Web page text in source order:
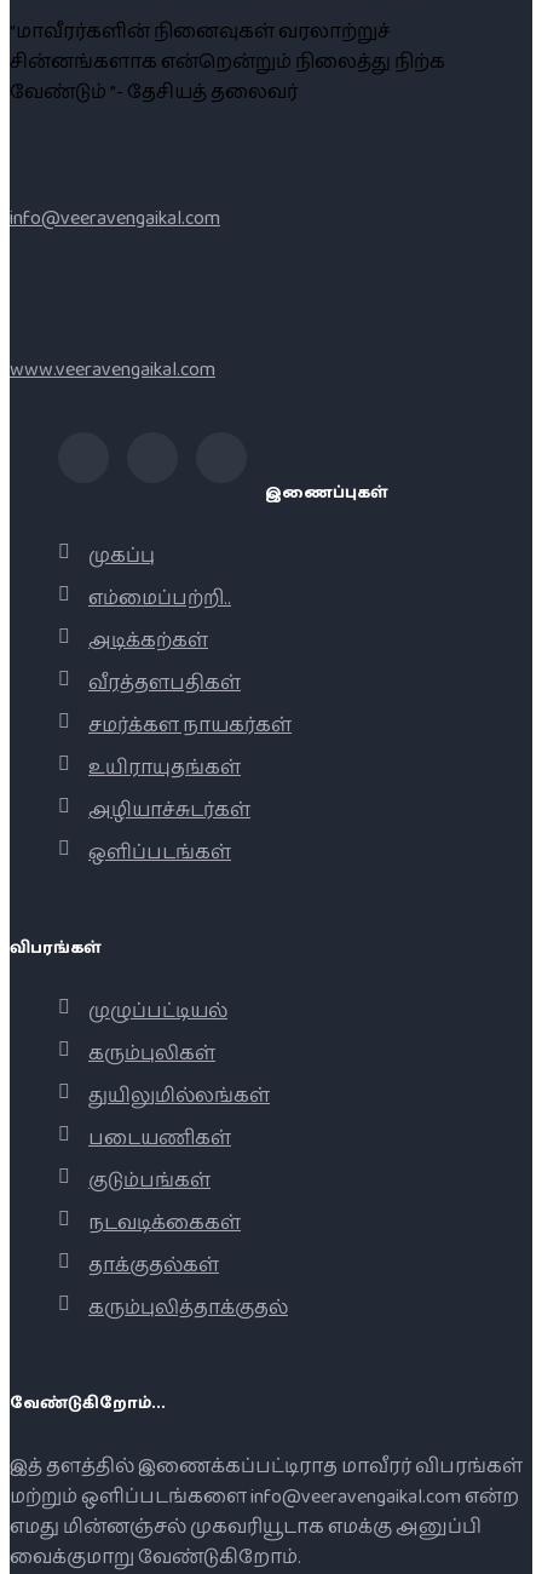
“மாவீரர்களின் நினைவுகள் வரலாற்றுச்
சின்னங்களாக என்றென்றும் நிலைத்து நிற்க
வேண்டும் ”- தேசியத் தலைவர்
info@veeravengaikal.com
www.veeravengaikal.com
இணைப்புகள்
முகப்பு
எம்மைப்பற்றி..
அடிக்கற்கள்
வீரத்தளபதிகள்
சமர்க்கள நாயகர்கள்
உயிராயுதங்கள்
அழியாச்சுடர்கள்
ஒளிப்படங்கள்
விபரங்கள்
முழுப்பட்டியல்
கரும்புலிகள்
துயிலுமில்லங்கள்
படையணிகள்
குடும்பங்கள்
நடவடிக்கைகள்
தாக்குதல்கள்
கரும்புலித்தாக்குதல்
வேண்டுகிறோம்...
இத் தளத்தில் இணைக்கப்பட்டிராத மாவீரர் விபரங்கள்
மற்றும் ஒளிப்படங்களை info@veeravengaikal.com என்ற
எமது மின்னஞ்சல் முகவரியூடாக எமக்கு அனுப்பி
வைக்குமாறு வேண்டுகிறோம்.